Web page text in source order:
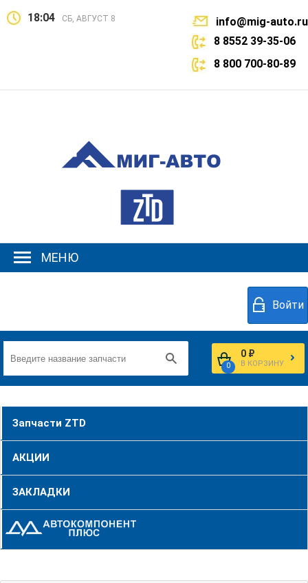
18:04 СБ, АВГУСТ 8
info@mig-auto.ru
8 8552 39-35-06
8 800 700-80-89
МЕНЮ
Войти
0
0 ₽
В КОРЗИНУ
Запчасти ZTD
АКЦИИ
ЗАКЛАДКИ